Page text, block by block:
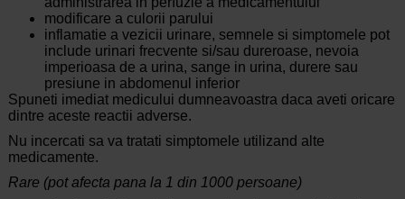
modificare a culorii parului
inflamatie a vezicii urinare, semnele si simptomele pot
include urinari frecvente si/sau dureroase, nevoia
imperioasa de a urina, sange in urina, durere sau
presiune in abdomenul inferior
Spuneti imediat medicului dumneavoastra daca aveti oricare
dintre aceste reactii adverse.
Nu incercati sa va tratati simptomele utilizand alte
medicamente.
Rare (pot afecta pana la 1 din 1000 persoane)